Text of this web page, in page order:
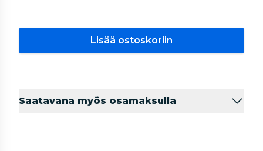
Lisää ostoskoriin
Saatavana myös osamaksulla